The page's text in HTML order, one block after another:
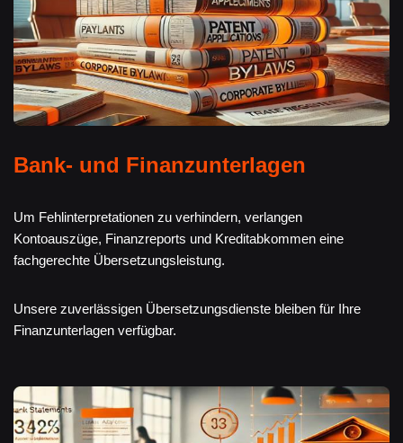
Bank- und Finanzunterlagen
Um Fehlinterpretationen zu verhindern, verlangen
Kontoauszüge, Finanzreports und Kreditabkommen eine
fachgerechte Übersetzungsleistung.
Unsere zuverlässigen Übersetzungsdienste bleiben für Ihre
Finanzunterlagen verfügbar.